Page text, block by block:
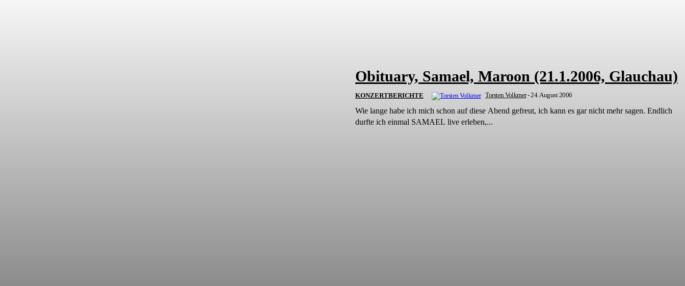
Obituary, Samael, Maroon (21.1.2006, Glauchau)
KONZERTBERICHTE Torsten Volkmer-24. August 2006
Wie lange habe ich mich schon auf diese Abend gefreut, ich kann es gar nicht mehr sagen. Endlich
durfte ich einmal SAMAEL live erleben,...